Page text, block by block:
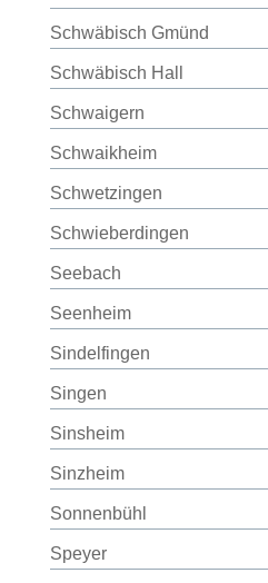
Schwäbisch Gmünd
Schwäbisch Hall
Schwaigern
Schwaikheim
Schwetzingen
Schwieberdingen
Seebach
Seenheim
Sindelfingen
Singen
Sinsheim
Sinzheim
Sonnenbühl
Speyer